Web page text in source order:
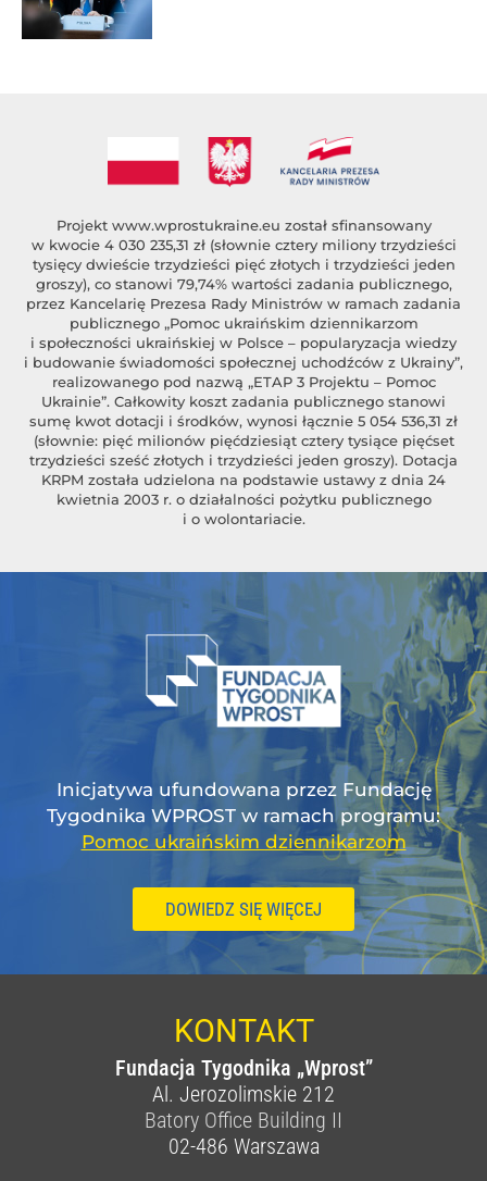
Projekt www.wprostukraine.eu został sfinansowany
w kwocie 4 030 235,31 zł (słownie cztery miliony trzydzieści
tysięcy dwieście trzydzieści pięć złotych i trzydzieści jeden
groszy), co stanowi 79,74% wartości zadania publicznego,
przez Kancelarię Prezesa Rady Ministrów w ramach zadania
publicznego „Pomoc ukraińskim dziennikarzom
i społeczności ukraińskiej w Polsce – popularyzacja wiedzy
i budowanie świadomości społecznej uchodźców z Ukrainy”,
realizowanego pod nazwą „ETAP 3 Projektu – Pomoc
Ukrainie”. Całkowity koszt zadania publicznego stanowi
sumę kwot dotacji i środków, wynosi łącznie 5 054 536,31 zł
(słownie: pięć milionów pięćdziesiąt cztery tysiące pięćset
trzydzieści sześć złotych i trzydzieści jeden groszy). Dotacja
KRPM została udzielona na podstawie ustawy z dnia 24
kwietnia 2003 r. o działalności pożytku publicznego
i o wolontariacie.
Inicjatywa ufundowana przez Fundację
Tygodnika WPROST w ramach programu:
Pomoc ukraińskim dziennikarzom
DOWIEDZ SIĘ WIĘCEJ
KONTAKT
Fundacja Tygodnika „Wprost”
Al. Jerozolimskie 212
Batory Office Building II
02-486 Warszawa